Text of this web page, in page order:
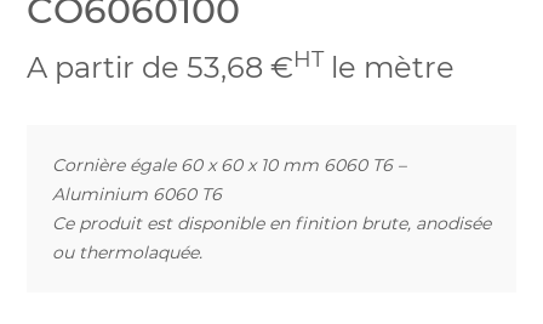
CO6060100
A partir de 53,68 €HT le mètre
Cornière égale 60 x 60 x 10 mm 6060 T6 –
Aluminium 6060 T6
Ce produit est disponible en finition brute, anodisée
ou thermolaquée.